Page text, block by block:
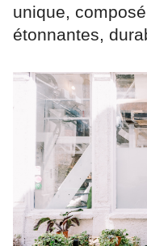
unique,
étonnantes,